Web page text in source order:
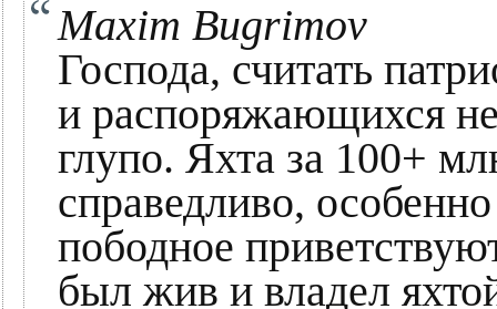
Maxim Bugrimov
Господа, считать
и распоряжающихся
глупо. Яхта за 100+
справедливо,
пободное
был жив и владел